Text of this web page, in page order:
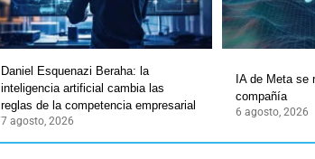
Daniel Esquenazi Beraha: la
inteligencia artificial cambia las
reglas de la competencia empresarial
7 agosto, 2026
IA de Meta se
compañía
6 agosto, 2026